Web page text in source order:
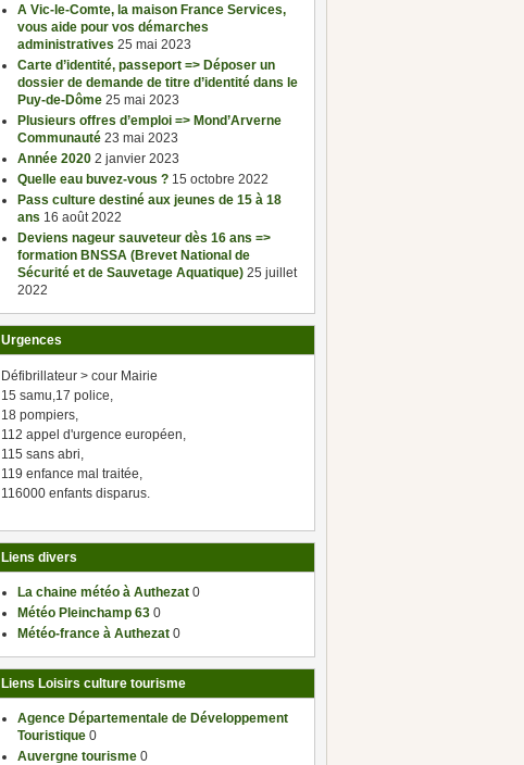
A Vic-le-Comte, la maison France Services,
vous aide pour vos démarches
administratives 25 mai 2023
Carte d’identité, passeport => Déposer un
dossier de demande de titre d’identité dans le
Puy-de-Dôme 25 mai 2023
Plusieurs offres d’emploi => Mond’Arverne
Communauté 23 mai 2023
Année 2020 2 janvier 2023
Quelle eau buvez-vous ? 15 octobre 2022
Pass culture destiné aux jeunes de 15 à 18
ans 16 août 2022
Deviens nageur sauveteur dès 16 ans =>
formation BNSSA (Brevet National de
Sécurité et de Sauvetage Aquatique) 25 juillet
2022
Urgences
Défibrillateur > cour Mairie
15 samu,17 police,
18 pompiers,
112 appel d'urgence européen,
115 sans abri,
119 enfance mal traitée,
116000 enfants disparus.
Liens divers
La chaine météo à Authezat 0
Météo Pleinchamp 63 0
Météo-france à Authezat 0
Liens Loisirs culture tourisme
Agence Départementale de Développement
Touristique 0
Auvergne tourisme 0